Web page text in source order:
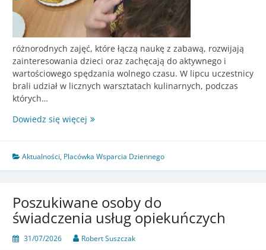
różnorodnych zajęć, które łączą naukę z zabawą, rozwijają
zainteresowania dzieci oraz zachęcają do aktywnego i
wartościowego spędzania wolnego czasu. W lipcu uczestnicy
brali udział w licznych warsztatach kulinarnych, podczas
których…
Dowiedz się więcej Lipcowe
Placówce
Wsparcia
Tymieniu
–
pełne
Aktualności, Placówka Wsparcia Dziennego
Poszukiwane osoby do
świadczenia usług opiekuńczych
31/07/2026 Robert Suszczak